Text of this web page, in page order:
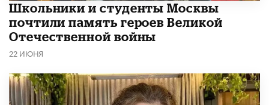
Школьники и студенты Москвы
почтили память героев Великой
Отечественной войны
22 ИЮНЯ